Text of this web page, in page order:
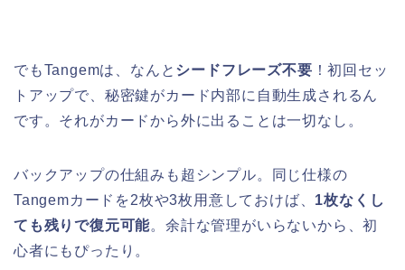
でもTangemは、なんと シードフレーズ不要 ！初回セッ
トアップで、秘密鍵がカード内部に自動生成されるん
です。それがカードから外に出ることは一切なし。
バックアップの仕組みも超シンプル。同じ仕様の
Tangemカードを2枚や3枚用意しておけば、 1枚なくし
ても残りで復元可能。余計な管理がいらないから、初
心者にもぴったり。